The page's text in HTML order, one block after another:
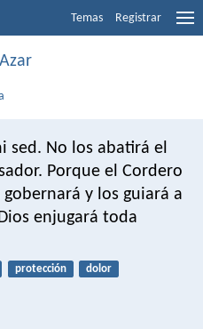
Temas Registrar
sed. No los abatirá el
Porque el Cordero
y los guiará a
enjugará toda
protección
dolor